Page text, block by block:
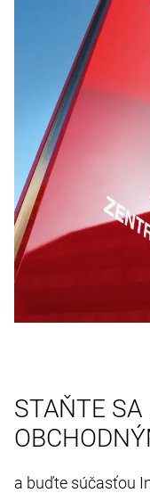
STAŇTE
a buďte súčasťou